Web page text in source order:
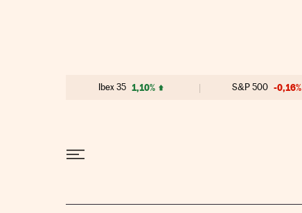
Ibex 35 1,10% S&P 500 -0,16%